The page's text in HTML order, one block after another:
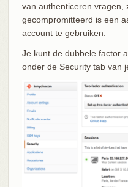
van authenticeren vragen,
gecompromitteerd is een
account te gebruiken.
Je kunt de dubbele factor
onder de Security tab van